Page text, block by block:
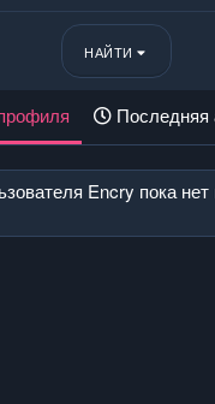
НАЙТИ
Последняя
Encry пока нет